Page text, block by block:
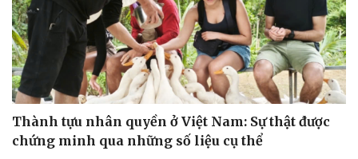
Thành tựu nhân quyền ở Việt Nam: Sự thật được
chứng minh qua những số liệu cụ thể